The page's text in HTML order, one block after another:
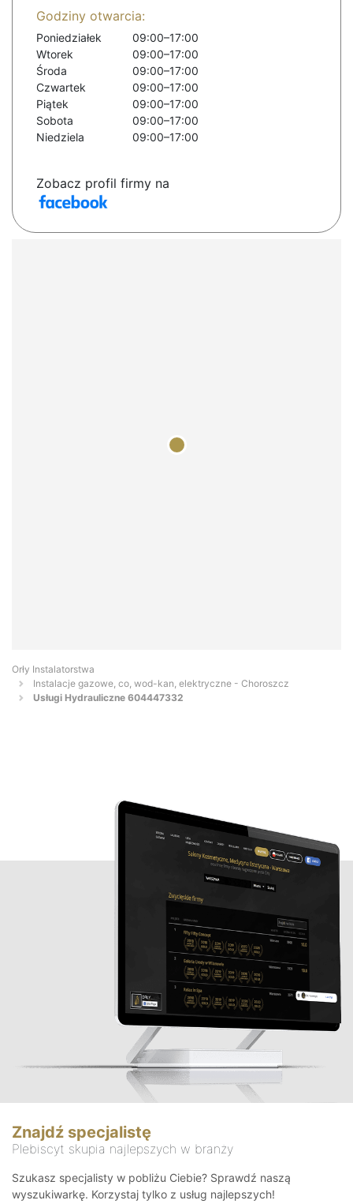
Godziny otwarcia:
Poniedziałek
09:00–17:00
Wtorek
09:00–17:00
Środa
09:00–17:00
Czwartek
09:00–17:00
Piątek
09:00–17:00
Sobota
09:00–17:00
Niedziela
09:00–17:00
Zobacz profil firmy na
Orły Instalatorstwa
Instalacje gazowe, co, wod-kan, elektryczne - Choroszcz
Usługi Hydrauliczne 604447332
Znajdź specjalistę
Plebiscyt skupia najlepszych w branży
Szukasz specjalisty w pobliżu Ciebie? Sprawdź naszą
wyszukiwarkę. Korzystaj tylko z usług najlepszych!